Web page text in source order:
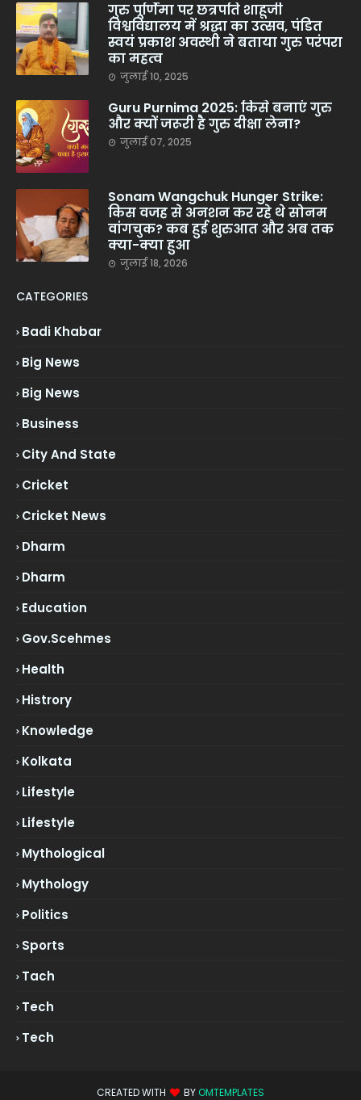
गुरु पूर्णिमा पर छत्रपति शाहूजी
विश्वविद्यालय में श्रद्धा का उत्सव, पंडित
स्वयं प्रकाश अवस्थी ने बताया गुरु परंपरा
का महत्व
जुलाई 10, 2025
Guru Purnima 2025: किसे बनाएं गुरु
और क्यों जरूरी है गुरु दीक्षा लेना?
जुलाई 07, 2025
Sonam Wangchuk Hunger Strike:
किस वजह से अनशन कर रहे थे सोनम
वांगचुक? कब हुई शुरुआत और अब तक
क्या-क्या हुआ
जुलाई 18, 2026
CATEGORIES
Badi Khabar
Big News
Big News
Business
City And State
Cricket
Cricket News
Dharm
Dharm
Education
Gov.scehmes
Health
Histrory
Knowledge
Kolkata
Lifestyle
Lifestyle
Mythological
Mythology
Politics
Sports
Tach
Tech
Tech
CREATED WITH BY OMTEMPLATES